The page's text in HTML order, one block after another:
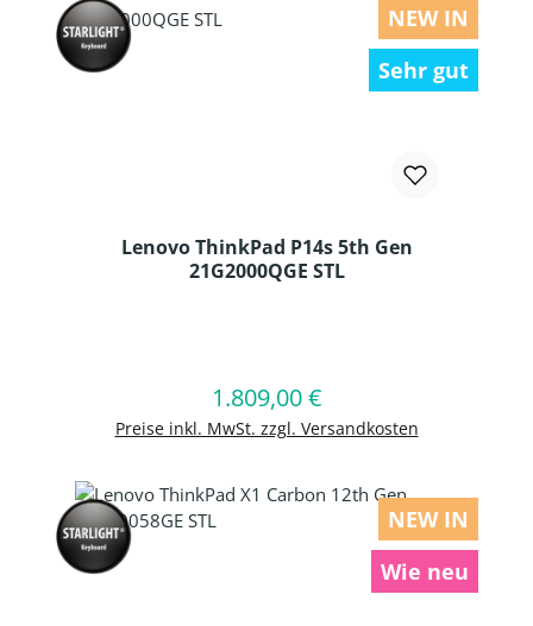
NEW IN
Sehr gut
Lenovo ThinkPad P14s 5th Gen
21G2000QGE STL
Regulärer Preis:
1.809,00 €
Preise inkl. MwSt. zzgl. Versandkosten
In den Warenkorb
NEW IN
Wie neu